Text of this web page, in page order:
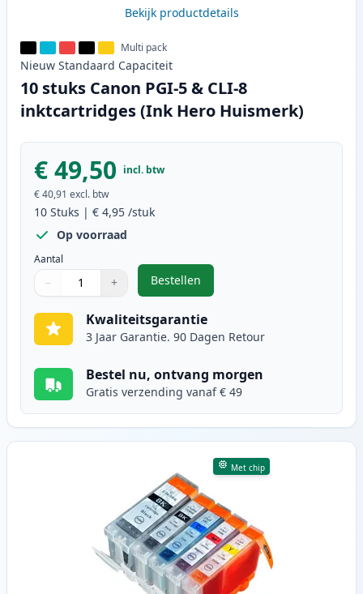
Bekijk productdetails
Multi pack
Nieuw Standaard Capaciteit
10 stuks Canon PGI-5 & CLI-8
inktcartridges (Ink Hero Huismerk)
€ 49,50 incl. btw
€ 40,91 excl. btw
10 Stuks | € 4,95 /stuk
Op voorraad
Aantal
Gebruik de knoppen om aan te passen
− +
1
Bestellen
,10 stuks Canon PGI-5 & CLI-8
Kwaliteitsgarantie
3 Jaar Garantie. 90 Dagen Retour
Bestel nu, ontvang morgen
Gratis verzending vanaf € 49
Met chip